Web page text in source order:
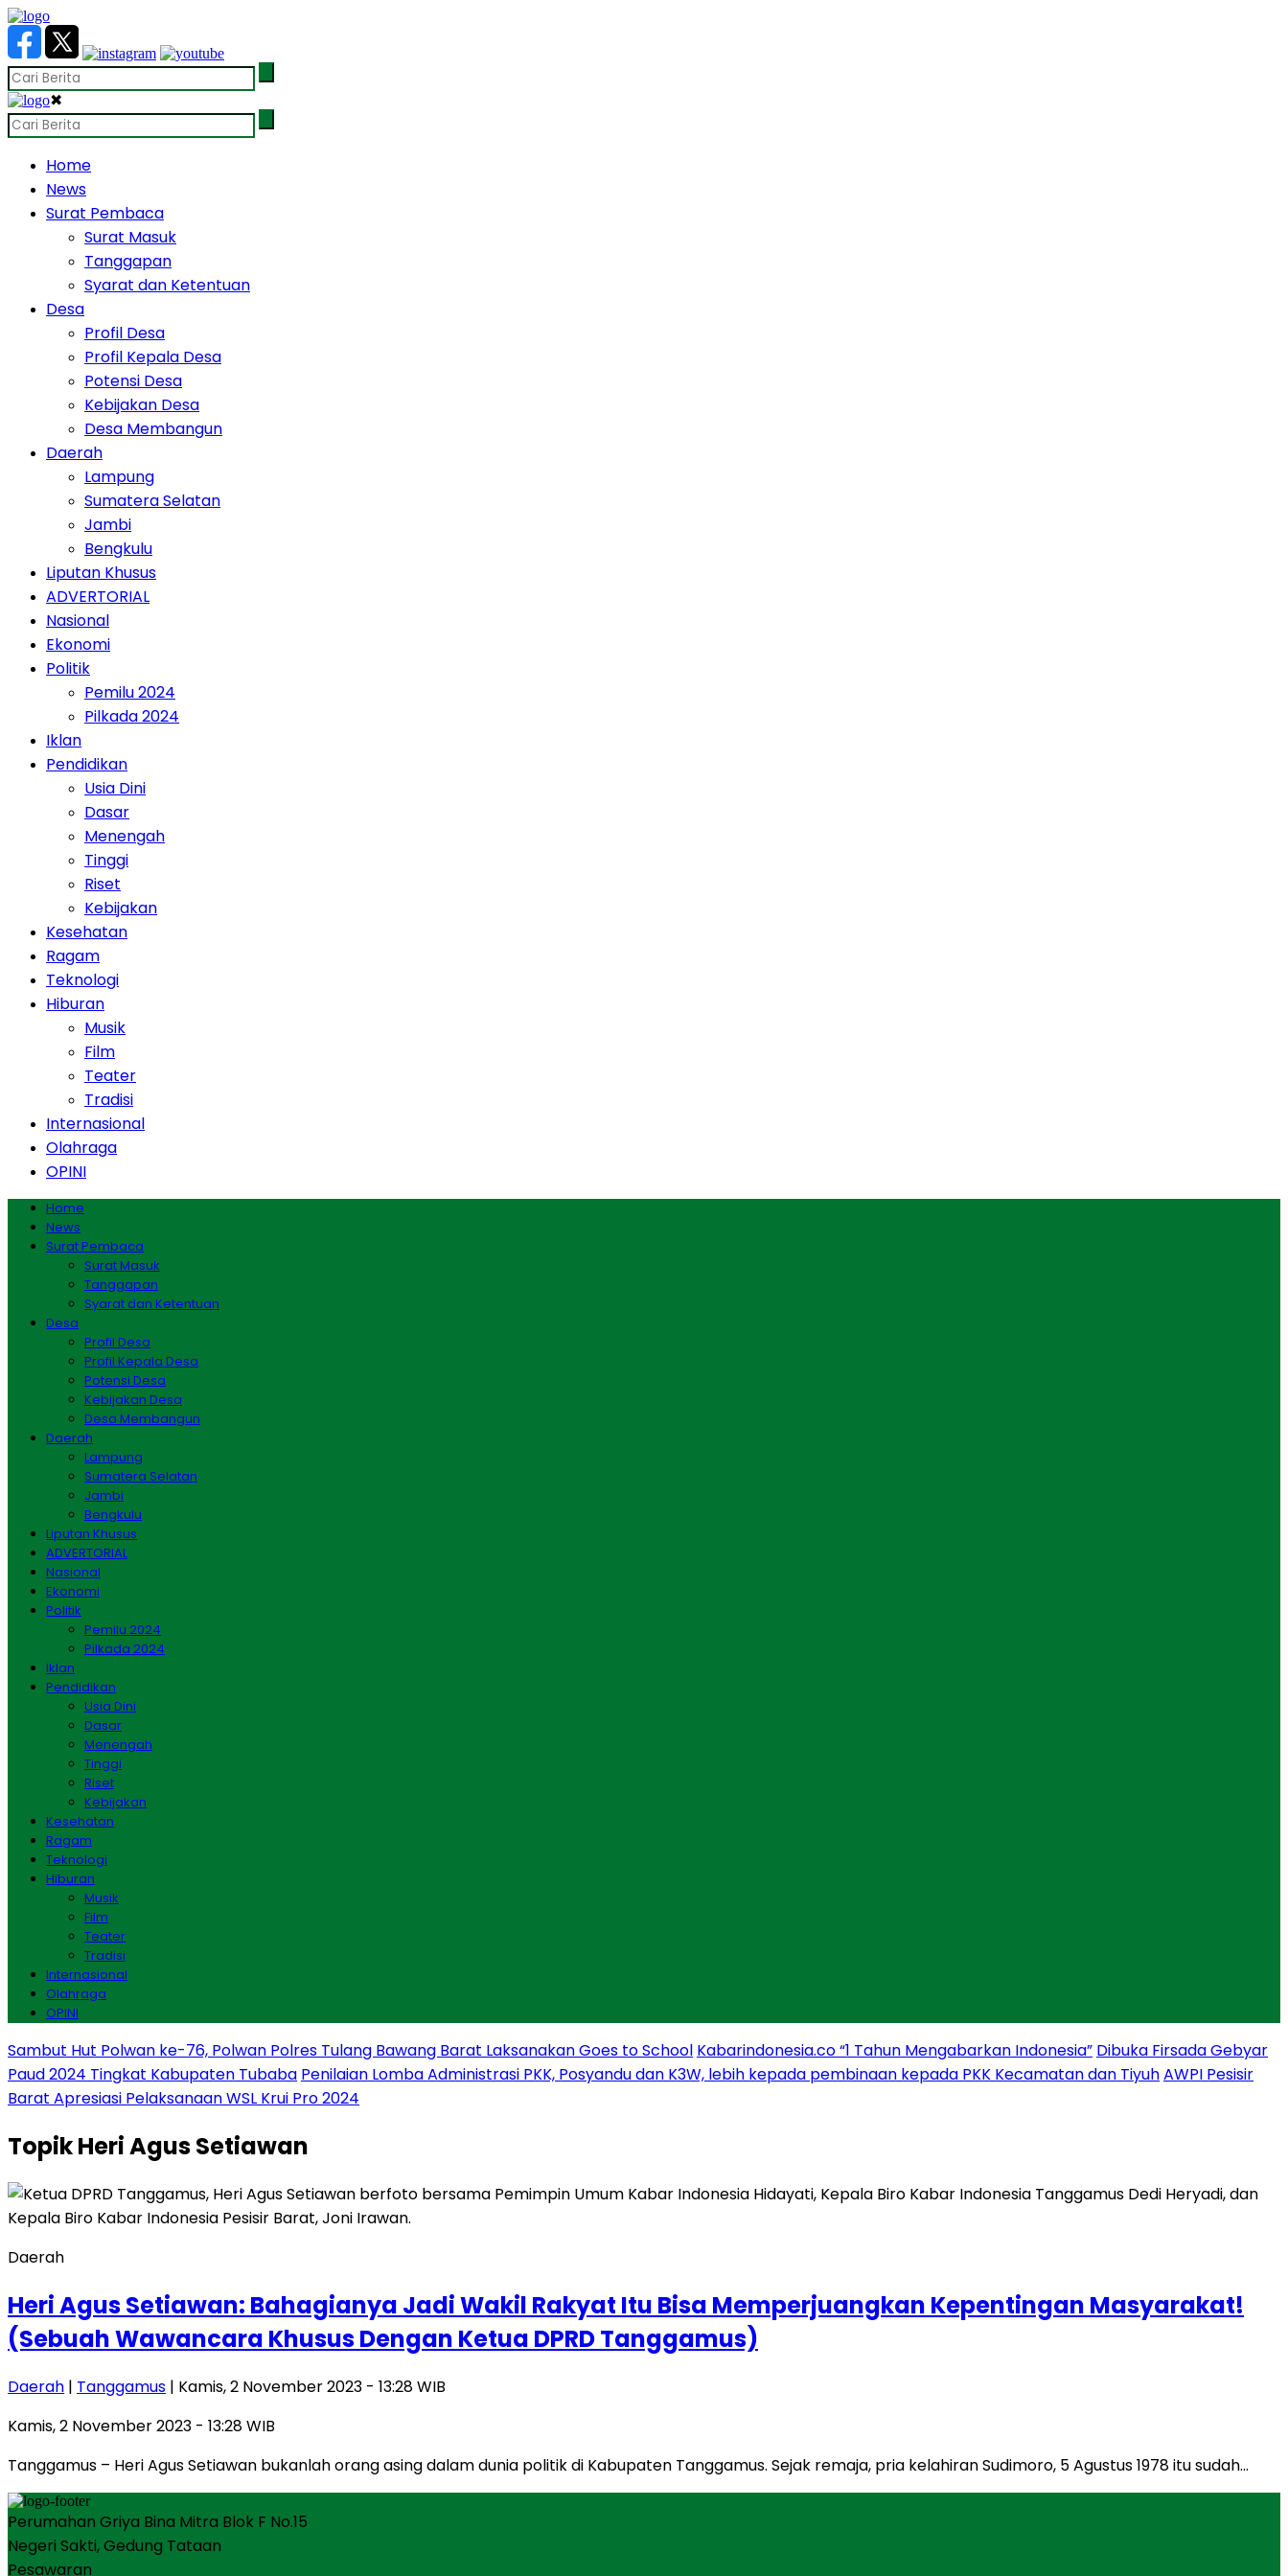
✖
Home
News
Surat Pembaca
Surat Masuk
Tanggapan
Syarat dan Ketentuan
Desa
Profil Desa
Profil Kepala Desa
Potensi Desa
Kebijakan Desa
Desa Membangun
Daerah
Lampung
Sumatera Selatan
Jambi
Bengkulu
Liputan Khusus
ADVERTORIAL
Nasional
Ekonomi
Politik
Pemilu 2024
Pilkada 2024
Iklan
Pendidikan
Usia Dini
Dasar
Menengah
Tinggi
Riset
Kebijakan
Kesehatan
Ragam
Teknologi
Hiburan
Musik
Film
Teater
Tradisi
Internasional
Olahraga
OPINI
Home
News
Surat Pembaca
Surat Masuk
Tanggapan
Syarat dan Ketentuan
Desa
Profil Desa
Profil Kepala Desa
Potensi Desa
Kebijakan Desa
Desa Membangun
Daerah
Lampung
Sumatera Selatan
Jambi
Bengkulu
Liputan Khusus
ADVERTORIAL
Nasional
Ekonomi
Politik
Pemilu 2024
Pilkada 2024
Iklan
Pendidikan
Usia Dini
Dasar
Menengah
Tinggi
Riset
Kebijakan
Kesehatan
Ragam
Teknologi
Hiburan
Musik
Film
Teater
Tradisi
Internasional
Olahraga
OPINI
Sambut Hut Polwan ke-76, Polwan Polres Tulang Bawang Barat Laksanakan Goes to School Kabarindonesia.co “1 Tahun Mengabarkan Indonesia” Dibuka Firsada Gebyar
Paud 2024 Tingkat Kabupaten Tubaba Penilaian Lomba Administrasi PKK, Posyandu dan K3W, lebih kepada pembinaan kepada PKK Kecamatan dan TiyuhAWPI Pesisir
Barat Apresiasi Pelaksanaan WSL Krui Pro 2024
TopikHeri Agus Setiawan
Daerah
Heri Agus Setiawan: Bahagianya Jadi Wakil Rakyat Itu Bisa Memperjuangkan Kepentingan Masyarakat!
(Sebuah Wawancara Khusus Dengan Ketua DPRD Tanggamus)
Daerah | Tanggamus | Kamis, 2 November 2023 - 13:28 WIB
Kamis, 2 November 2023 - 13:28 WIB
Tanggamus – Heri Agus Setiawan bukanlah orang asing dalam dunia politik di Kabupaten Tanggamus. Sejak remaja, pria kelahiran Sudimoro, 5 Agustus 1978 itu sudah…
Perumahan Griya Bina Mitra Blok F No.15
Negeri Sakti, Gedung Tataan
Pesawaran